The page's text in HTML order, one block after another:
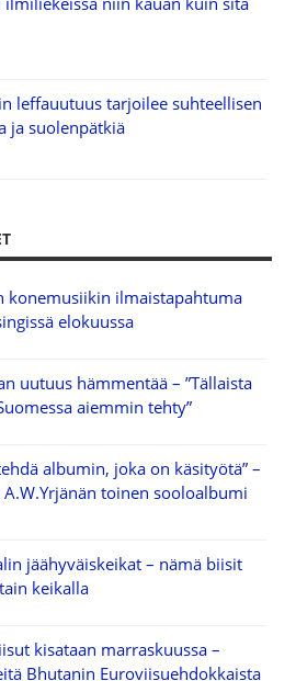
leffauutuus tarjoilee suhteellisen
ja suolenpätkiä
konemusiikin ilmaistapahtuma
elokuussa
uutuus hämmentää – ”Tällaista
aiemmin tehty”
albumin, joka on käsityötä” –
A.W.Yrjänän toinen sooloalbumi
jäähyväiskeikat – nämä biisit
keikalla
kisataan marraskuussa –
Bhutanin Euroviisuehdokkaista